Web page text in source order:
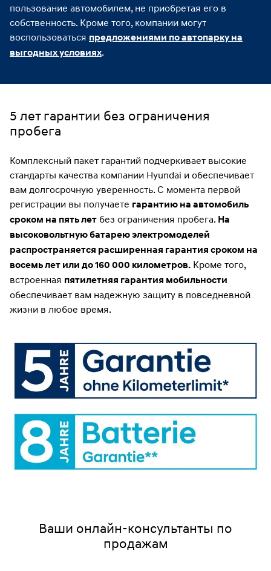
пользование автомобилем, не приобретая его в
собственность. Кроме того, компании могут
воспользоваться предложениями по автопарку на
выгодных условиях.
5 лет гарантии без ограничения
пробега
Комплексный пакет гарантий подчеркивает высокие
стандарты качества компании Hyundai и обеспечивает
вам долгосрочную уверенность. С момента первой
регистрации вы получаете гарантию на автомобиль
сроком на пять лет без ограничения пробега. На
высоковольтную батарею электромоделей
распространяется расширенная гарантия сроком на
восемь лет или до 160 000 километров. Кроме того,
встроенная пятилетняя гарантия мобильности
обеспечивает вам надежную защиту в повседневной
жизни в любое время.
Ваши онлайн-консультанты по
продажам